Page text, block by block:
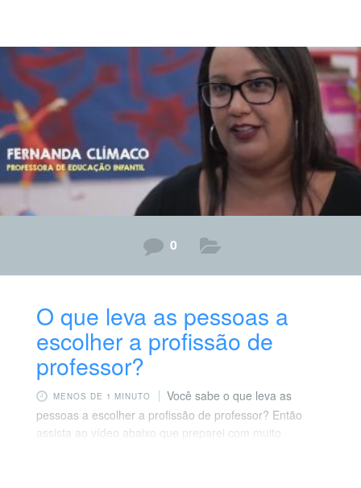
concepções adotadas, entendemos que as práticas dos
professores e professoras devem fundamentadas e
partir de intencionalidades pedagógicas. O que
percebo, é que nem sempre é assim… Insiro nessa
reflexão
0
O que leva as pessoas a
escolher a profissão de
professor?
MENOS DE 1 MINUTO
Você sabe o que leva as
pessoas a escolher a profissão de professor? Então
assista ao vídeo abaixo que preparei com muito